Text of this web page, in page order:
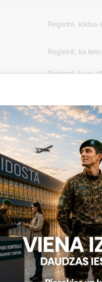
Reģistrē, kādas
Reģistrē, ka
Reģistrē, kuru
Nepieciešams
Sesijas
Drošības
Sīkdatne ir
ziņojumus pēc
Sīkdatne ir
ziņojumus pēc
Reģistrē, ka
Reģistrē
par to, kā